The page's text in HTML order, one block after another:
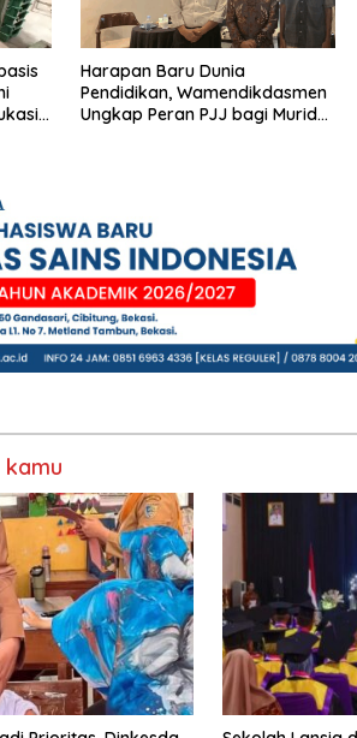
Harapan Baru Dunia
Pendidikan, Wamendikdasmen
Ungkap Peran PJJ bagi Murid